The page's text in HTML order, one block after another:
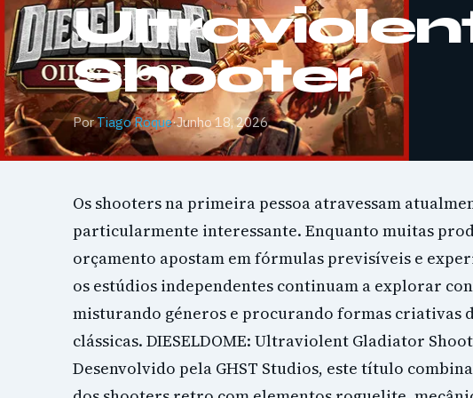
Shooter
PorTiago Roque·Junho 18, 2026
Os shooters na primeira pessoa atravessam
particularmente interessante. Enquanto muitas
orçamento apostam em fórmulas previsíveis e
os estúdios independentes continuam a explorar
misturando géneros e procurando formas criativas
clássicas. DIESELDOME: Ultraviolent Gladiator
Desenvolvido pela GHST Studios, este título